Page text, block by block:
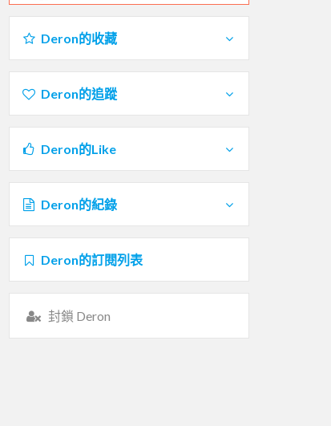
Deron的收藏
Deron的追蹤
Deron的Like
Deron的紀錄
Deron的訂閱列表
封鎖 Deron